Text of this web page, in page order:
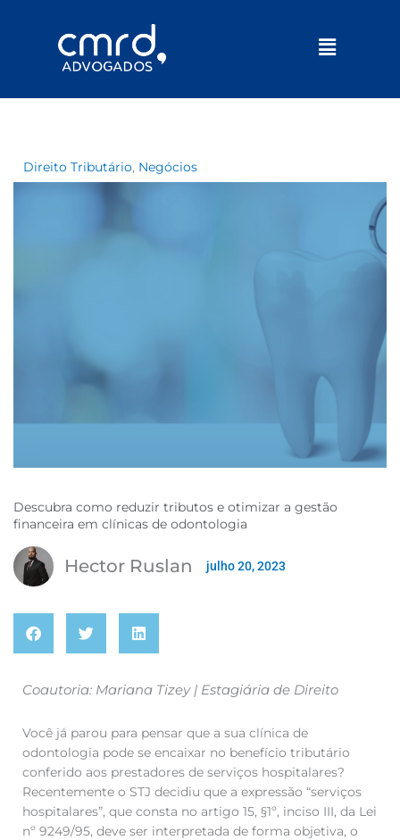
Menu
Direito Tributário, Negócios
Descubra como reduzir tributos e otimizar a gestão
financeira em clínicas de odontologia
Hector Ruslan julho 20, 2023
Coautoria: Mariana Tizey | Estagiária de Direito
Você já parou para pensar que a sua clínica de
odontologia pode se encaixar no benefício tributário
conferido aos prestadores de serviços hospitalares?
Recentemente o STJ decidiu que a expressão “serviços
hospitalares”, que consta no artigo 15, §1º, inciso III, da Lei
nº 9249/95, deve ser interpretada de forma objetiva, o